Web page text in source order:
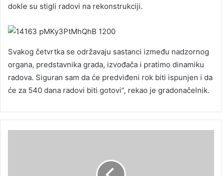
dokle su stigli radovi na rekonstrukciji.
Svakog četvrtka se održavaju sastanci između nadzornog
organa, predstavnika grada, izvođača i pratimo dinamiku
radova. Siguran sam da će predviđeni rok biti ispunjen i da
će za 540 dana radovi biti gotovi“, rekao je gradonačelnik.